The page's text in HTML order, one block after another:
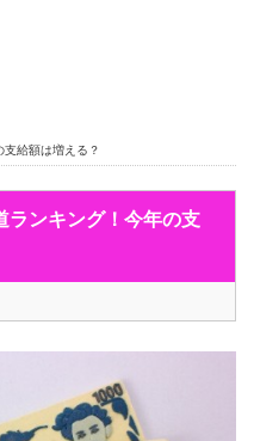
支給額は増える？
ランキング！今年の支